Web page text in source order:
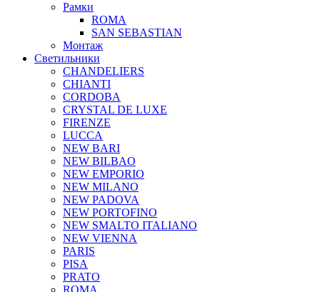
Рамки
ROMA
SAN SEBASTIAN
Монтаж
Светильники
CHANDELIERS
CHIANTI
CORDOBA
CRYSTAL DE LUXE
FIRENZE
LUCCA
NEW BARI
NEW BILBAO
NEW EMPORIO
NEW MILANO
NEW PADOVA
NEW PORTOFINO
NEW SMALTO ITALIANO
NEW VIENNA
PARIS
PISA
PRATO
ROMA